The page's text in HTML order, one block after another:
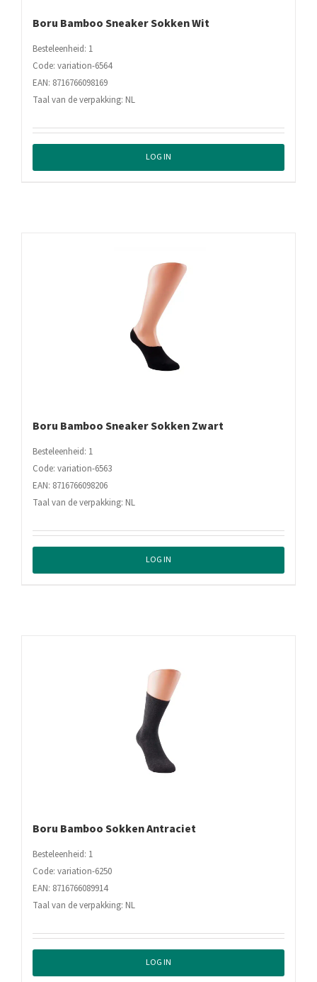
Boru Bamboo Sneaker Sokken Wit
Besteleenheid: 1
Code: variation-6564
EAN: 8716766098169
Taal van de verpakking: NL
LOG IN
Boru Bamboo Sneaker Sokken Zwart
Besteleenheid: 1
Code: variation-6563
EAN: 8716766098206
Taal van de verpakking: NL
LOG IN
Boru Bamboo Sokken Antraciet
Besteleenheid: 1
Code: variation-6250
EAN: 8716766089914
Taal van de verpakking: NL
LOG IN